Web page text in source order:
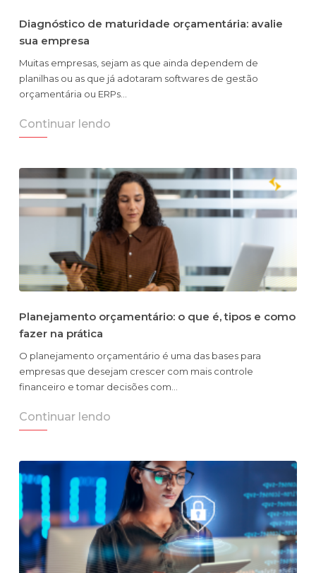
Diagnóstico de maturidade orçamentária: avalie
sua empresa
Muitas empresas, sejam as que ainda dependem de
planilhas ou as que já adotaram softwares de gestão
orçamentária ou ERPs…
Continuar lendo
Planejamento orçamentário: o que é, tipos e como
fazer na prática
O planejamento orçamentário é uma das bases para
empresas que desejam crescer com mais controle
financeiro e tomar decisões com…
Continuar lendo